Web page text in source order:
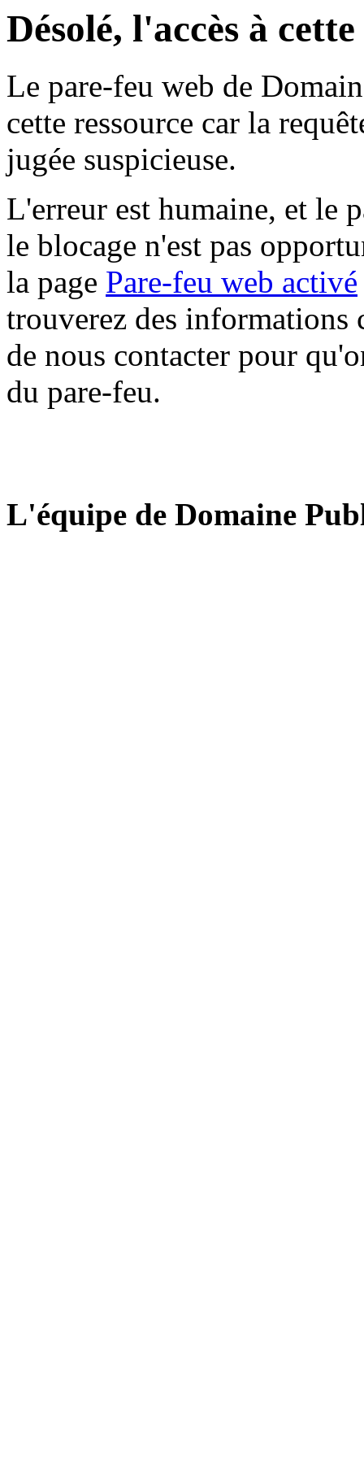
Désolé, l'accès à
Le pare-feu web de
cette ressource car la
jugée suspicieuse.
L'erreur est humaine, et le
le blocage n'est pas
la page Pare-feu web activé
trouverez des informations
de nous contacter pour
du pare-feu.
L'équipe de Domaine